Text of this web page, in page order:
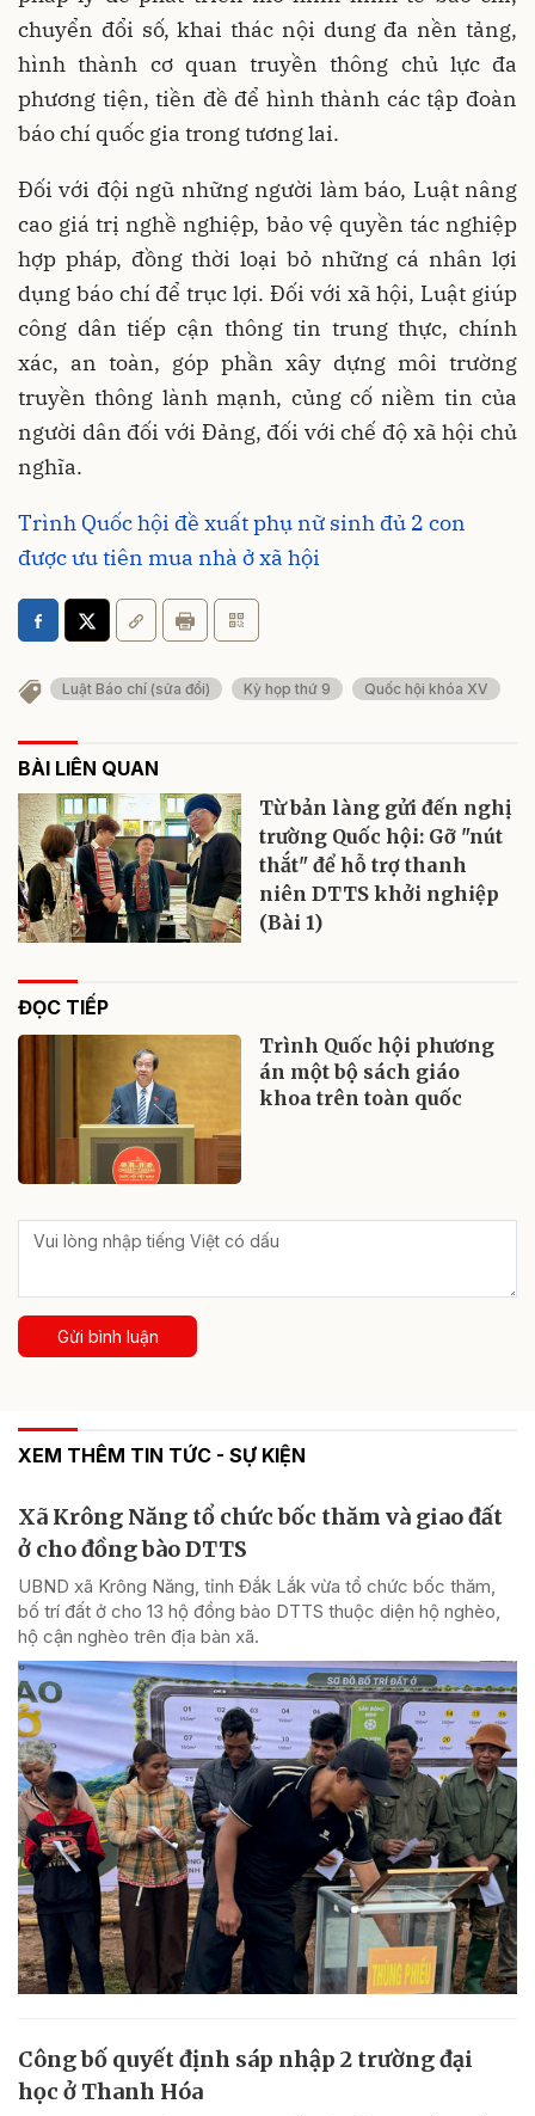
chuyển đổi số, khai thác nội dung đa nền tảng,
hình thành cơ quan truyền thông chủ lực đa
phương tiện, tiền đề để hình thành các tập đoàn
báo chí quốc gia trong tương lai.
Đối với đội ngũ những người làm báo, Luật nâng
cao giá trị nghề nghiệp, bảo vệ quyền tác nghiệp
hợp pháp, đồng thời loại bỏ những cá nhân lợi
dụng báo chí để trục lợi. Đối với xã hội, Luật giúp
công dân tiếp cận thông tin trung thực, chính
xác, an toàn, góp phần xây dựng môi trường
truyền thông lành mạnh, củng cố niềm tin của
người dân đối với Đảng, đối với chế độ xã hội chủ
nghĩa.
Trình Quốc hội đề xuất phụ nữ sinh đủ 2 con
được ưu tiên mua nhà ở xã hội
Luật Báo chí (sửa đổi) Kỳ họp thứ 9 Quốc hội khóa XV
BÀI LIÊN QUAN
Từ bản làng gửi đến nghị
trường Quốc hội: Gỡ "nút
thắt" để hỗ trợ thanh
niên DTTS khởi nghiệp
(Bài 1)
ĐỌC TIẾP
Trình Quốc hội phương
án một bộ sách giáo
khoa trên toàn quốc
Gửi bình luận
XEM THÊM TIN TỨC - SỰ KIỆN
Xã Krông Năng tổ chức bốc thăm và giao đất
ở cho đồng bào DTTS
UBND xã Krông Năng, tỉnh Đắk Lắk vừa tổ chức bốc thăm,
bố trí đất ở cho 13 hộ đồng bào DTTS thuộc diện hộ nghèo,
hộ cận nghèo trên địa bàn xã.
Công bố quyết định sáp nhập 2 trường đại
học ở Thanh Hóa